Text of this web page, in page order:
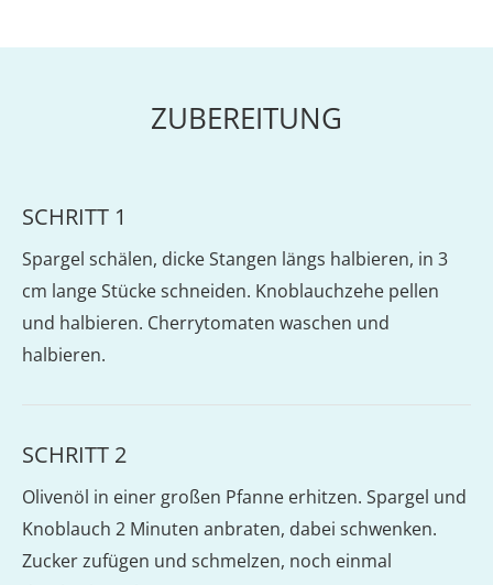
ZUBEREITUNG
SCHRITT 1
Spargel schälen, dicke Stangen längs halbieren, in 3
cm lange Stücke schneiden. Knoblauchzehe pellen
und halbieren. Cherrytomaten waschen und
halbieren.
SCHRITT 2
Olivenöl in einer großen Pfanne erhitzen. Spargel und
Knoblauch 2 Minuten anbraten, dabei schwenken.
Zucker zufügen und schmelzen, noch einmal